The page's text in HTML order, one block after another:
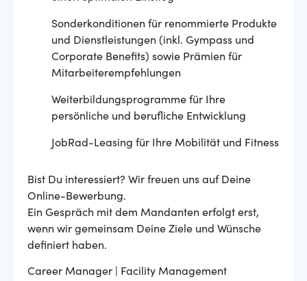
Sonderkonditionen für renommierte Produkte
und Dienstleistungen (inkl. Gympass und
Corporate Benefits) sowie Prämien für
Mitarbeiterempfehlungen
Weiterbildungsprogramme für Ihre
persönliche und berufliche Entwicklung
JobRad-Leasing für Ihre Mobilität und Fitness
Bist Du interessiert? Wir freuen uns auf Deine
Online-Bewerbung.
Ein Gespräch mit dem Mandanten erfolgt erst,
wenn wir gemeinsam Deine Ziele und Wünsche
definiert haben.
Career Manager | Facility Management